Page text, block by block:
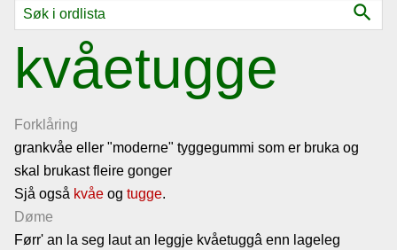
search
kvåetugge
Forklåring
grankvåe eller "moderne" tyggegummi som er bruka og
skal brukast fleire gonger
Sjå også kvåe og tugge.
Døme
Førr' an la seg laut an leggje kvåetuggâ enn lageleg
Ordliste
Om
vallemålet
Gjestebok
Nyhende